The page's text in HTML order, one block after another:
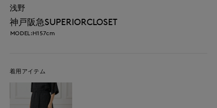
浅野
神戸阪急SUPERIORCLOSET
MODEL:H157cm
着用アイテム